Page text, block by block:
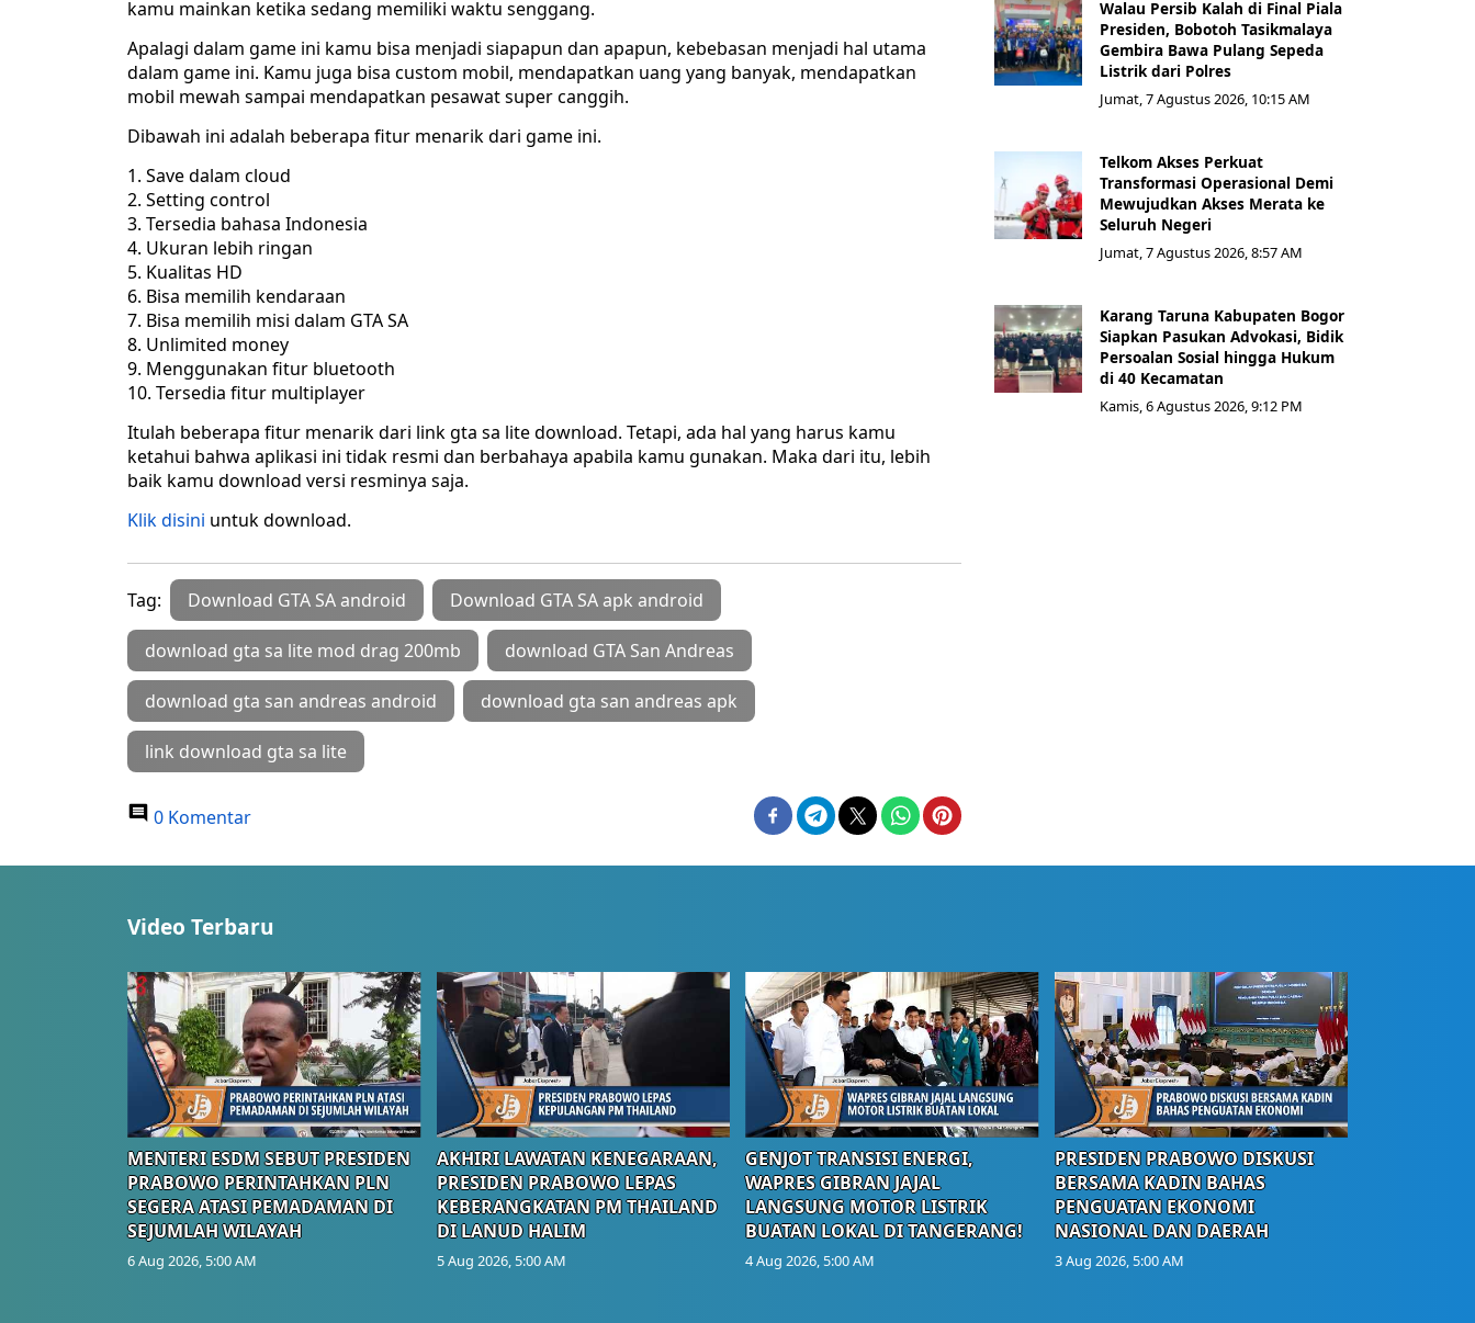
kamu mainkan ketika sedang memiliki waktu senggang.
Apalagi dalam game ini kamu bisa menjadi siapapun dan apapun, kebebasan menjadi hal utama
dalam game ini. Kamu juga bisa custom mobil, mendapatkan uang yang banyak, mendapatkan
mobil mewah sampai mendapatkan pesawat super canggih.
Dibawah ini adalah beberapa fitur menarik dari game ini.
Save dalam cloud
Setting control
Tersedia bahasa Indonesia
Ukuran lebih ringan
Kualitas HD
Bisa memilih kendaraan
Bisa memilih misi dalam GTA SA
Unlimited money
Menggunakan fitur bluetooth
Tersedia fitur multiplayer
Itulah beberapa fitur menarik dari link gta sa lite download. Tetapi, ada hal yang harus kamu
ketahui bahwa aplikasi ini tidak resmi dan berbahaya apabila kamu gunakan. Maka dari itu, lebih
baik kamu download versi resminya saja.
Klik disini untuk download.
Tag: Download GTA SA android Download GTA SA apk android
download gta sa lite mod drag 200mb download GTA San Andreas
download gta san andreas android download gta san andreas apk
link download gta sa lite
0 Komentar
Walau Persib Kalah di Final Piala
Presiden, Bobotoh Tasikmalaya
Gembira Bawa Pulang Sepeda
Listrik dari Polres
Jumat, 7 Agustus 2026, 10:15 AM
Telkom Akses Perkuat
Transformasi Operasional Demi
Mewujudkan Akses Merata ke
Seluruh Negeri
Jumat, 7 Agustus 2026, 8:57 AM
Karang Taruna Kabupaten Bogor
Siapkan Pasukan Advokasi, Bidik
Persoalan Sosial hingga Hukum
di 40 Kecamatan
Kamis, 6 Agustus 2026, 9:12 PM
Video Terbaru
MENTERI ESDM SEBUT PRESIDEN
PRABOWO PERINTAHKAN PLN
SEGERA ATASI PEMADAMAN DI
SEJUMLAH WILAYAH
6 Aug 2026, 5:00 AM
AKHIRI LAWATAN KENEGARAAN,
PRESIDEN PRABOWO LEPAS
KEBERANGKATAN PM THAILAND
DI LANUD HALIM
5 Aug 2026, 5:00 AM
GENJOT TRANSISI ENERGI,
WAPRES GIBRAN JAJAL
LANGSUNG MOTOR LISTRIK
BUATAN LOKAL DI TANGERANG!
4 Aug 2026, 5:00 AM
PRESIDEN PRABOWO DISKUSI
BERSAMA KADIN BAHAS
PENGUATAN EKONOMI
NASIONAL DAN DAERAH
3 Aug 2026, 5:00 AM